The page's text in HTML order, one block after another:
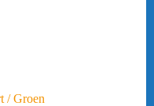
/ Groen